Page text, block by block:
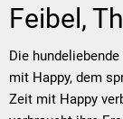
der
Hund
Feibel,
Die
mit Happy, dem
Zeit mit Happy